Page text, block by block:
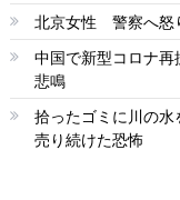
北京女性 警察へ怒
中国で新型コロナ
悲鳴
拾ったゴミに川の
売り続けた恐怖